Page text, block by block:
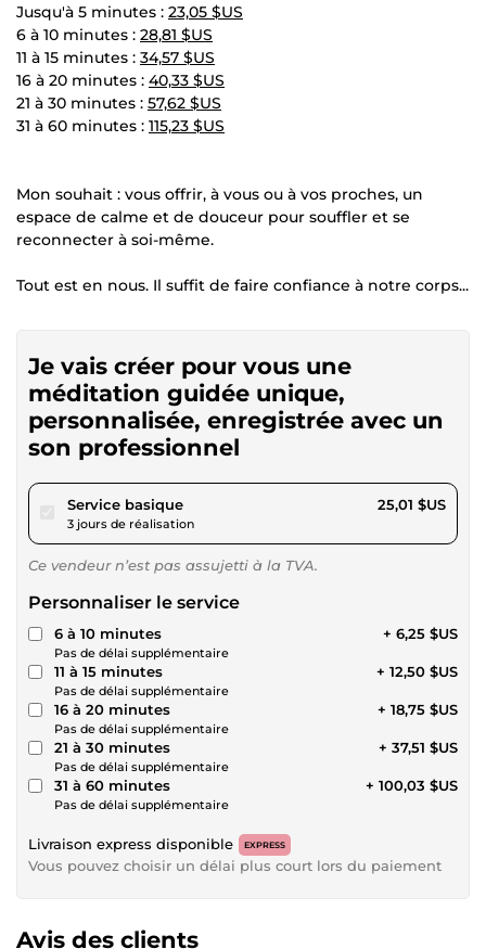
Jusqu'à 5 minutes : 23,05 $US
6 à 10 minutes : 28,81 $US
11 à 15 minutes : 34,57 $US
16 à 20 minutes : 40,33 $US
21 à 30 minutes : 57,62 $US
31 à 60 minutes : 115,23 $US
Mon souhait : vous offrir, à vous ou à vos proches, un
espace de calme et de douceur pour souffler et se
reconnecter à soi-même.
Tout est en nous. Il suffit de faire confiance à notre corps...
Je vais créer pour vous une
méditation guidée unique,
personnalisée, enregistrée avec un
son professionnel
Service basiquepour 23,05 $US
3 jours de réalisation
25,01 $US
Ce vendeur n’est pas assujetti à la TVA.
Personnaliser le service
6 à 10 minutes
Pas de délai supplémentaire
+ 6,25 $US
11 à 15 minutes
Pas de délai supplémentaire
+ 12,50 $US
16 à 20 minutes
Pas de délai supplémentaire
+ 18,75 $US
21 à 30 minutes
Pas de délai supplémentaire
+ 37,51 $US
31 à 60 minutes
Pas de délai supplémentaire
+ 100,03 $US
Livraison express disponible EXPRESS
Vous pouvez choisir un délai plus court lors du paiement
Avis des clients